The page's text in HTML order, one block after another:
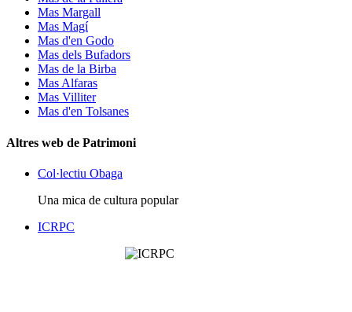
Mas Margall
Mas Magí
Mas d'en Godo
Mas dels Bufadors
Mas de la Birba
Mas Alfaras
Mas Villiter
Mas d'en Tolsanes
Altres web de Patrimoni
Col·lectiu Obaga
Una mica de cultura popular
ICRPC